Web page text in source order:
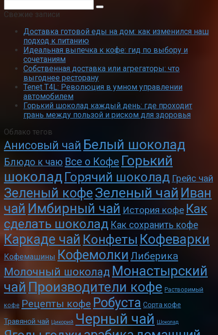
Свежие записи
Доставка готовой еды на дом: как изменился наш
подход к питанию
Идеальная выпечка к кофе: гид по выбору и
сочетаниям
Собственная доставка или агрегаторы: что
выгоднее ресторану
Tenet T4L: Революция в умном управлении
автомобилем
Горький шоколад каждый день: где проходит
грань между пользой и риском для здоровья
Облако тегов
Анисовый чай Белый шоколад
Блюдо к чаю Все о Кофе Горький
шоколад Горячий шоколад Грейс чай
Зеленый кофеЗеленый чай Иван
чай Имбирный чай История кофе Как
сделать шоколад Как сохранить кофе
Каркаде чай Конфеты Кофеварки
Кофемашины Кофемолки Либерика
Молочный шоколад Монастырский
чай Производители кофе Растворимый
кофе Рецепты кофе Робуста Сорта кофе
Травяной чай Цикорий Черный чай Шоколад